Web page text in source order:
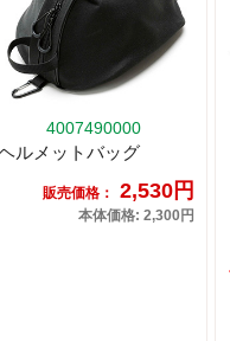
4007490000
ルメットバッグ
販売価格： 2,530円
本体価格: 2,300円